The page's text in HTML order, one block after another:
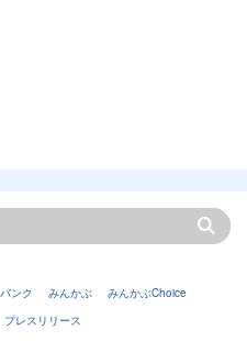
バンク みんかぶ
みんかぶChoice
プレスリリース